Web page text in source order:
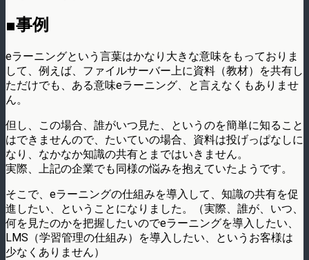
■事例
eラーニングという言葉はかなり大きな意味をもっておりま
して、例えば、ファイルサーバー上に資料（教材）を共有し
ただけでも、ある意味eラーニング、と言えなくもありませ
ん。
但し、この場合、誰がいつ見た、というのを簡単に知ること
はできませんので、たいていの場合、資料は投げっぱなしに
なり、なかなか知識の共有とまではいきません。
実際、上記の企業でも同様の悩みを抱えていたようです。
そこで、eラーニングの仕組みを導入して、知識の共有を促
進したい、ということになりました。（実際、誰が、いつ、
何を見たのかを把握したいのでeラーニングを導入したい、
LMS（学習管理の仕組み）を導入したい、というお客様は
少なくありません）